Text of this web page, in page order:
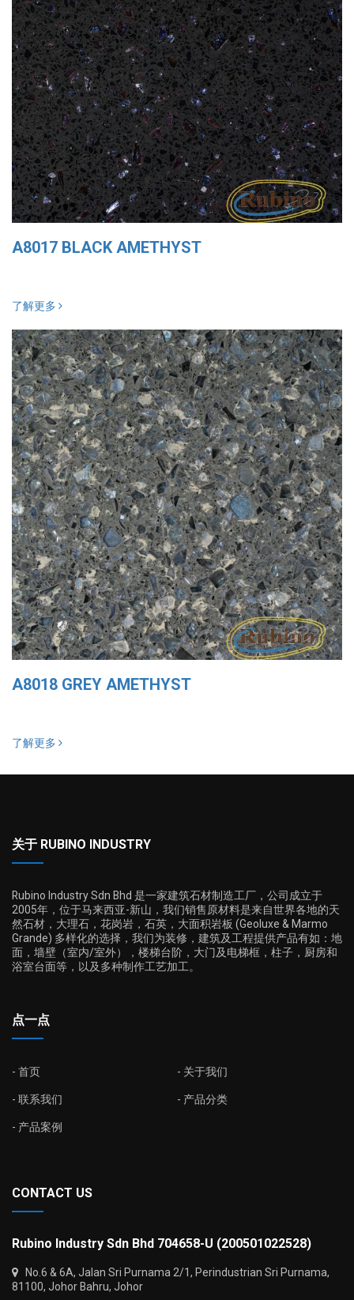
A8017 BLACK AMETHYST
了解更多
A8018 GREY AMETHYST
了解更多
关于 RUBINO INDUSTRY
Rubino Industry Sdn Bhd 是一家建筑石材制造工厂，公司成立于
2005年，位于马来西亚-新山，我们销售原材料是来自世界各地的天
然石材，大理石，花岗岩，石英，大面积岩板 (Geoluxe & Marmo
Grande) 多样化的选择，我们为装修，建筑及工程提供产品有如：地
面，墙壁（室内/室外），楼梯台阶，大门及电梯框，柱子，厨房和
浴室台面等，以及多种制作工艺加工。
点一点
首页 关于我们
联系我们 产品分类
产品案例
CONTACT US
Rubino Industry Sdn Bhd 704658-U (200501022528)
No.6 & 6A, Jalan Sri Purnama 2/1, Perindustrian Sri Purnama,
81100, Johor Bahru, Johor